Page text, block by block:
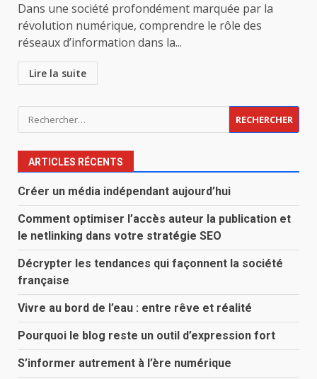
Dans une société profondément marquée par la
révolution numérique, comprendre le rôle des
réseaux d’information dans la...
Lire la suite
Rechercher :
ARTICLES RÉCENTS
Créer un média indépendant aujourd’hui
Comment optimiser l’accès auteur la publication et
le netlinking dans votre stratégie SEO
Décrypter les tendances qui façonnent la société
française
Vivre au bord de l’eau : entre rêve et réalité
Pourquoi le blog reste un outil d’expression fort
S’informer autrement à l’ère numérique